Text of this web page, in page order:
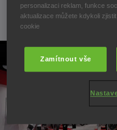
22. října 2020
personalizaci reklam, funkce
aktualizace můžete kdykoli
cookie
Zamítnout vše